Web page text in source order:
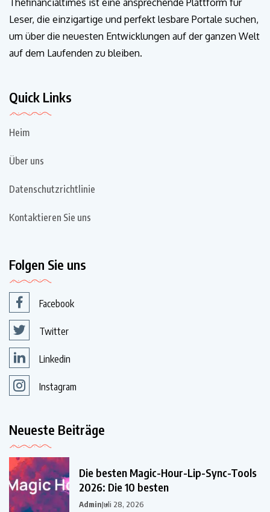
Thefinancialtimes ist eine ansprechende Plattform für
Leser, die einzigartige und perfekt lesbare Portale suchen,
um über die neuesten Entwicklungen auf der ganzen Welt
auf dem Laufenden zu bleiben.
Quick Links
Heim
Über uns
Datenschutzrichtlinie
Kontaktieren Sie uns
Folgen Sie uns
Facebook
Twitter
Linkedin
Instagram
Neueste Beiträge
Die besten Magic-Hour-Lip-Sync-Tools
2026: Die 10 besten
AdminJuli 28, 2026